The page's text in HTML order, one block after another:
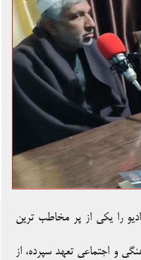
را یکی از پر مخاطب ترین
و اجتماعی تعهد سپرده، از